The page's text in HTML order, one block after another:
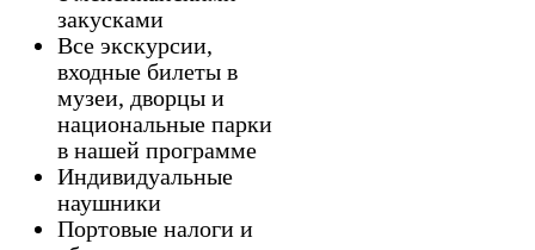
закусками
Все экскурсии,
входные билеты в
музеи, дворцы и
национальные парки
в нашей программе
Индивидуальные
наушники
Портовые налоги и